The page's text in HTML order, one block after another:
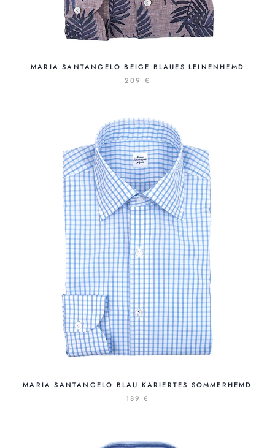
MARIA SANTANGELO BEIGE BLAUES LEINENHEMD
209 €
MARIA SANTANGELO BLAU KARIERTES SOMMERHEMD
189 €